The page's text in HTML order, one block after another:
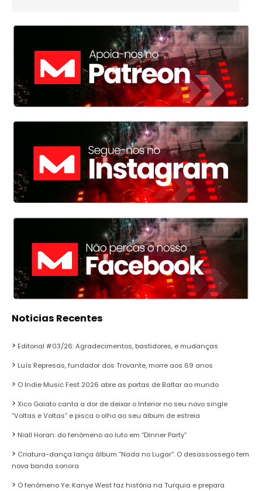
Noticias Recentes
Editorial #03/26: Agradecimentos, bastidores, e mudanças
Luís Represas, fundador dos Trovante, morre aos 69 anos
O Indie Music Fest 2026 abre as portas de Baltar ao mundo
Xico Gaiato canta a dor de deixar o Interior no seu novo single
“Voltas e Voltas” e pisca o olho ao seu álbum de estreia
Niall Horan: do fenómeno ao luto em “Dinner Party”
Criatura-dança lança álbum “Nada no Lugar”: O desassossego tem
nova banda sonora
O fenómeno Ye: Kanye West faz história na Turquia e prepara